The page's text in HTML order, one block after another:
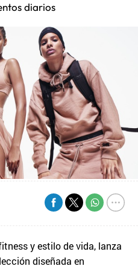
diarios
y estilo de vida, lanza
diseñada en